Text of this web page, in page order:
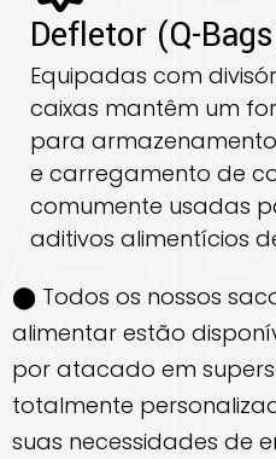
Defletor (Q-
Equipadas com
caixas mantêm um
para
e carregamento de
comumente usadas
aditivos alimentícios
⬤ Todos os nossos
alimentar estão
por atacado em
totalmente
suas necessidades de